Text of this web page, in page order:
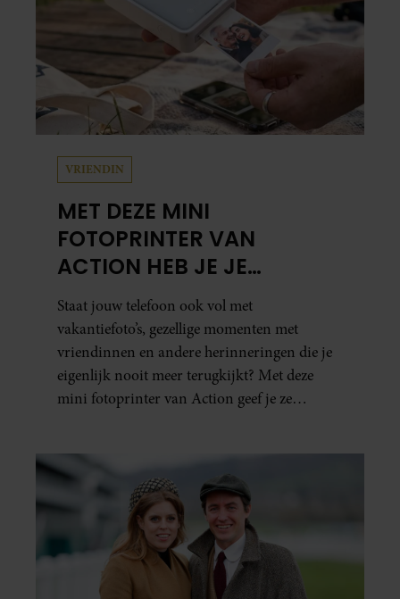
VRIENDIN
MET DEZE MINI
FOTOPRINTER VAN
ACTION HEB JE JE
FAVORIETE FOTO’S BINNEN
ÉÉN MINUUT IN HANDEN
Staat jouw telefoon ook vol met
vakantiefoto’s, gezellige momenten met
vriendinnen en andere herinneringen die je
eigenlijk nooit meer terugkijkt? Met deze
mini fotoprinter van Action geef je ze
al in handen.